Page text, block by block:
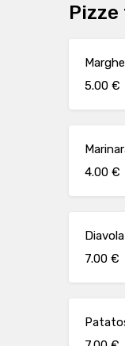
5.00 €
4.00 €
Diavola
7.00 €